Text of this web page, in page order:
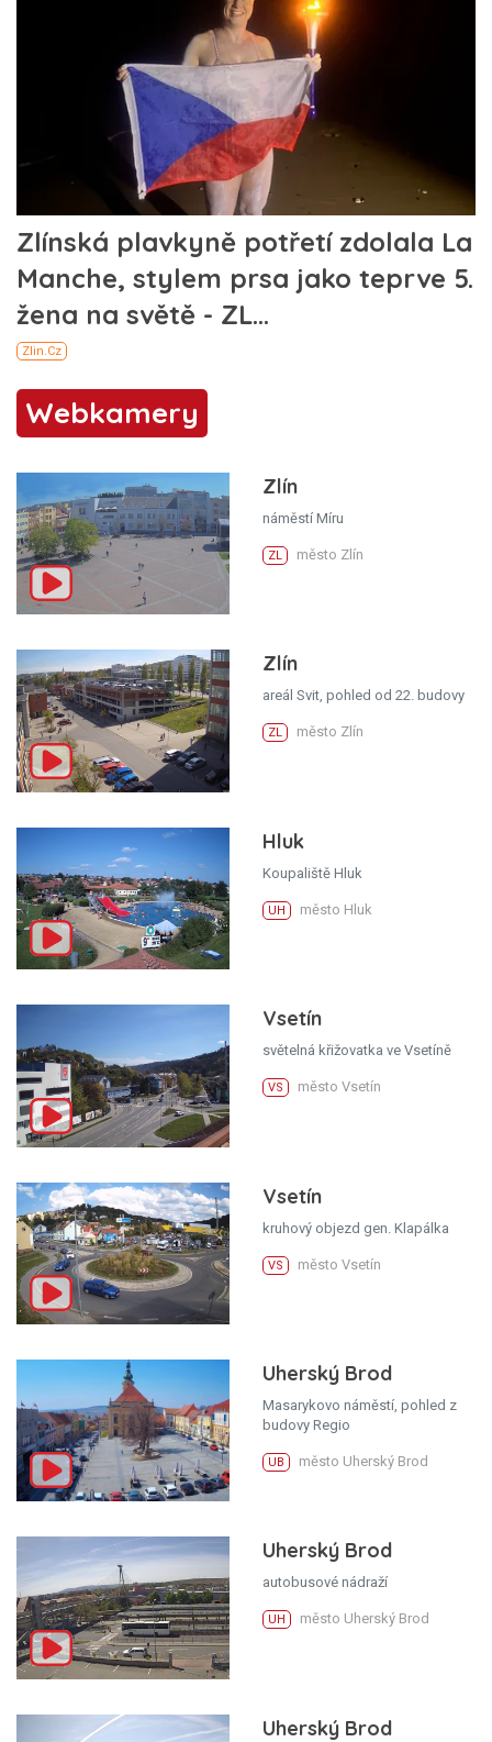
Webkamery
Zlín
náměstí Míru
ZL město Zlín
Zlín
areál Svit, pohled od 22. budovy
ZL město Zlín
Hluk
Koupaliště Hluk
UH město Hluk
Vsetín
světelná křižovatka ve Vsetíně
VS město Vsetín
Vsetín
kruhový objezd gen. Klapálka
VS město Vsetín
Uherský Brod
Masarykovo náměstí, pohled z
budovy Regio
UB město Uherský Brod
Uherský Brod
autobusové nádraží
UH město Uherský Brod
Uherský Brod